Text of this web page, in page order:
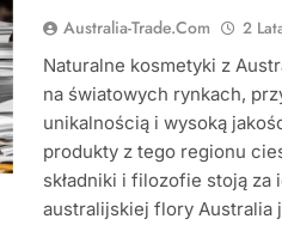
Australia-Trade.com 2
Naturalne kosmetyki z
na światowych rynkach,
unikalnością i wysoką
produkty z tego regionu
składniki i filozofie stoją za
australijskiej flory Australia